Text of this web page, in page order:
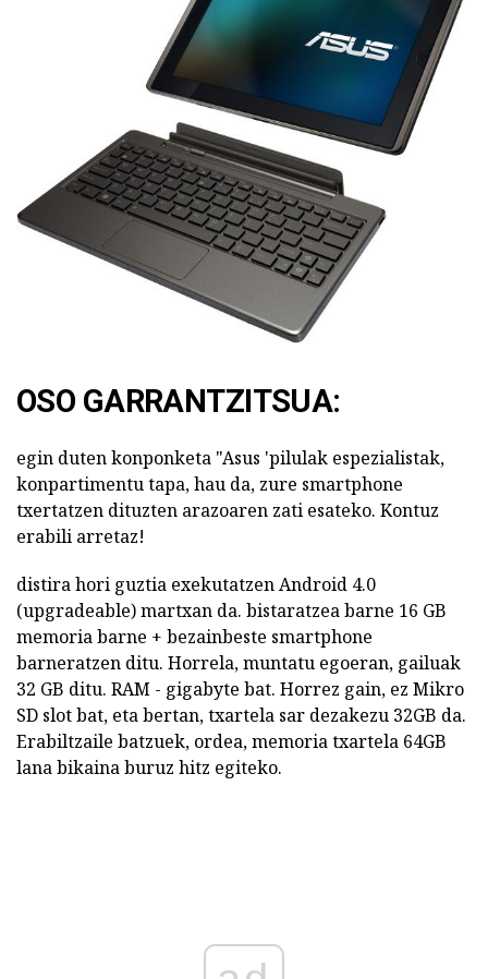
OSO GARRANTZITSUA:
egin duten konponketa "Asus 'pilulak espezialistak,
konpartimentu tapa, hau da, zure smartphone
txertatzen dituzten arazoaren zati esateko. Kontuz
erabili arretaz!
distira hori guztia exekutatzen Android 4.0
(upgradeable) martxan da. bistaratzea barne 16 GB
memoria barne + bezainbeste smartphone
barneratzen ditu. Horrela, muntatu egoeran, gailuak
32 GB ditu. RAM - gigabyte bat. Horrez gain, ez Mikro
SD slot bat, eta bertan, txartela sar dezakezu 32GB da.
Erabiltzaile batzuek, ordea, memoria txartela 64GB
lana bikaina buruz hitz egiteko.